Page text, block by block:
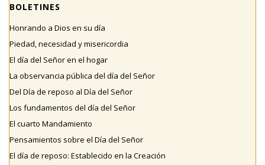
BOLETINES
Honrando a Dios en su día
Piedad, necesidad y misericordia
El día del Señor en el hogar
La observancia pública del día del Señor
Del Día de reposo al Día del Señor
Los fundamentos del día del Señor
El cuarto Mandamiento
Pensamientos sobre el Día del Señor
El día de reposo: Establecido en la Creación